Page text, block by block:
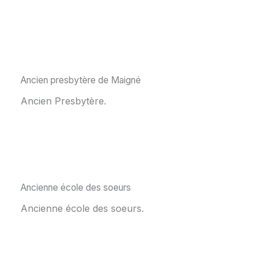
Ancien presbytère de Maigné
Ancien Presbytère.
Ancienne école des soeurs
Ancienne école des soeurs.